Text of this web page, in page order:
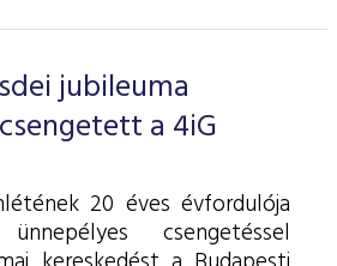
jubileuma
a 4iG
20 éves évfordulója
csengetéssel